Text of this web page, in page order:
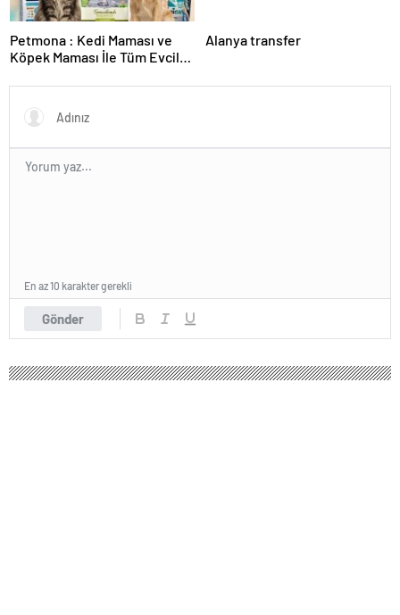
Petmona : Kedi Maması ve
Köpek Maması İle Tüm Evcil
Alanya transfer
Gönder
En az 10 karakter gerekli